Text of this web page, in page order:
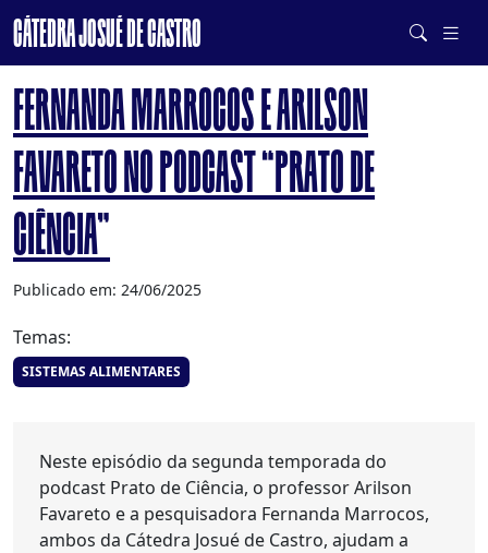
CÁTEDRA JOSUÉ DE CASTRO
DE SISTEMAS ALIMENTARES SAUDÁVEIS E SUSTENTÁVEIS
FERNANDA MARROCOS E ARILSON
FAVARETO NO PODCAST “PRATO DE
CIÊNCIA”
Publicado em: 24/06/2025
Temas:
SISTEMAS ALIMENTARES
Neste episódio da segunda temporada do
podcast Prato de Ciência, o professor Arilson
Favareto e a pesquisadora Fernanda Marrocos,
ambos da Cátedra Josué de Castro, ajudam a